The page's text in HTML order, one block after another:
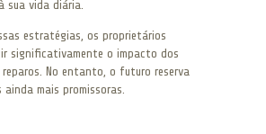
sua vida diária.
estratégias, os proprietários
significativamente o impacto dos
No entanto, o futuro reserva
mais promissoras.